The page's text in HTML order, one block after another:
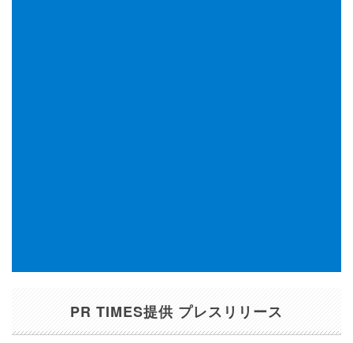
PR TIMES提供 プレスリリース